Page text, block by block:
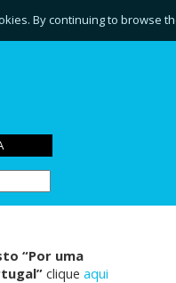
“Por uma
clique aqui
By continuing to browse